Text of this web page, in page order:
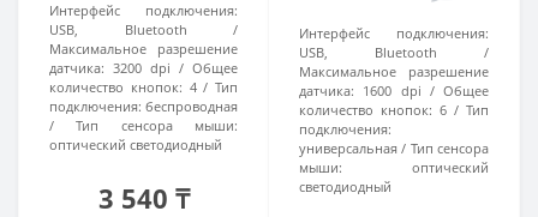
Интерфейс подключения:
USB, Bluetooth
Максимальное разрешение
датчика: 3200 dpi
Общее
количество кнопок: 4
Тип
подключения: беспроводная
Тип сенсора мыши:
оптический светодиодный
3 540 ₸
Интерфейс подключения:
USB, Bluetooth
Максимальное разрешение
датчика: 1600 dpi
Общее
количество кнопок: 6
Тип
подключения:
универсальная
Тип сенсора
мыши:
оптический
светодиодный